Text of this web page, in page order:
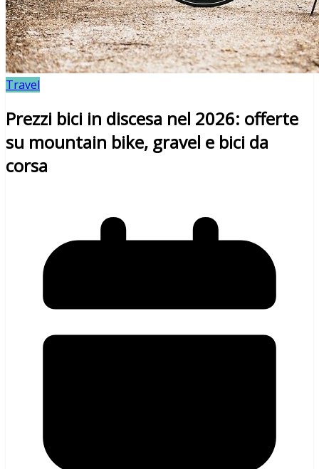
Travel
Prezzi bici in discesa nel 2026: offerte
su mountain bike, gravel e bici da
corsa